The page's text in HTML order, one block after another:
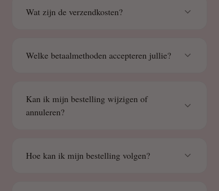
Wat zijn de verzendkosten?
Welke betaalmethoden accepteren jullie?
Kan ik mijn bestelling wijzigen of
annuleren?
Hoe kan ik mijn bestelling volgen?